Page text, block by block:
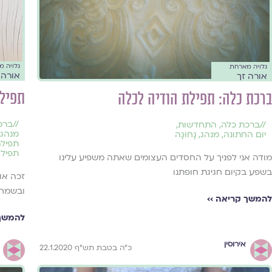
גלויה מארחת
אורה זך
ברכת כלה: תפילת הודיה לכלה
//ברכת כלה, התחדשות,
יום החתונה, מנהג, נָחוּגָה
מודה אני לפניך על החסדים העצומים שאתה משפיע עלינו
בשפע בקיום חגיגת חופתנו
להמשך קריאה ››
גלויה
//
מנהג
זכה
אירוסין כ"ה בטבת תש"ף 22.1.2020